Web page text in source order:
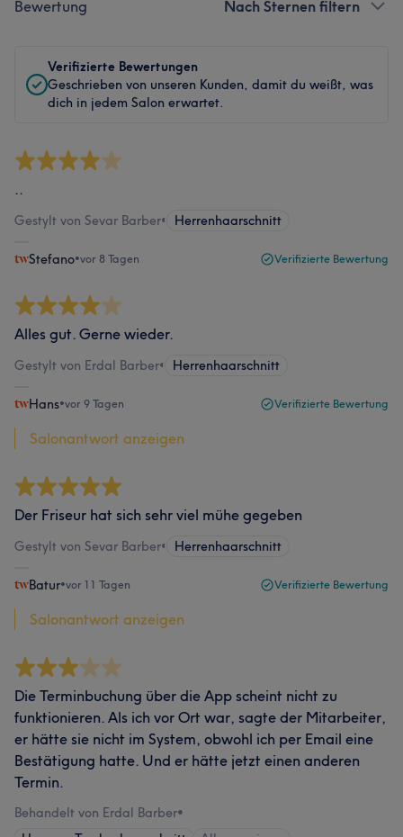
Bewertung Nach Sternen filtern
Verifizierte Bewertungen
Geschrieben von unseren Kunden, damit du weißt, was
dich in jedem Salon erwartet.
..
Gestylt von Sevar Barber• Herrenhaarschnitt
Stefano•vor 8 Tagen Verifizierte Bewertung
Alles gut. Gerne wieder.
Gestylt von Erdal Barber• Herrenhaarschnitt
Hans•vor 9 Tagen Verifizierte Bewertung
Salonantwort anzeigen
Der Friseur hat sich sehr viel mühe gegeben
Gestylt von Sevar Barber• Herrenhaarschnitt
Batur•vor 11 Tagen Verifizierte Bewertung
Salonantwort anzeigen
Die Terminbuchung über die App scheint nicht zu
funktionieren. Als ich vor Ort war, sagte der Mitarbeiter,
er hätte sie nicht im System, obwohl ich per Email eine
Bestätigung hatte. Und er hätte jetzt einen anderen
Termin.
Behandelt von Erdal Barber•